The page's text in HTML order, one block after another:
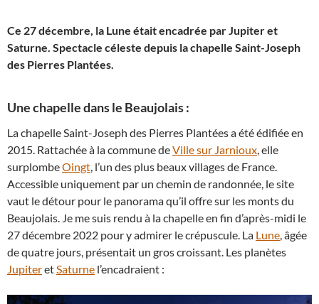
Ce 27 décembre, la Lune était encadrée par Jupiter et
Saturne. Spectacle céleste depuis la chapelle Saint-Joseph
des Pierres Plantées.
Une chapelle dans le Beaujolais :
La chapelle Saint-Joseph des Pierres Plantées a été édifiée en
2015. Rattachée à la commune deVille sur Jarnioux, elle
surplombeOingt, l’un des plus beaux villages de France.
Accessible uniquement par un chemin de randonnée, le site
vaut le détour pour le panorama qu’il offre sur les monts du
Beaujolais. Je me suis rendu à la chapelle en fin d’après-midi le
27 décembre 2022 pour y admirer le crépuscule. La Lune, âgée
de quatre jours, présentait un gros croissant. Les planètes
JupiteretSaturne l’encadraient :